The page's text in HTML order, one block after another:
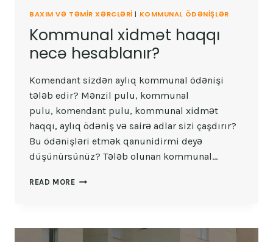
BAXIM VƏ TƏMIR XƏRCLƏRI | KOMMUNAL ÖDƏNIŞLƏR
Kommunal xidmət haqqı
necə hesablanır?
Komendant sizdən aylıq kommunal ödənişi
tələb edir? Mənzil pulu, kommunal
pulu, komendant pulu, kommunal xidmət
haqqı, aylıq ödəniş və sairə adlar sizi çaşdırır?
Bu ödənişləri etmək qanunidirmi deyə
düşünürsünüz? Tələb olunan kommunal…
READ MORE KOMMUNAL
HESABLANIR?